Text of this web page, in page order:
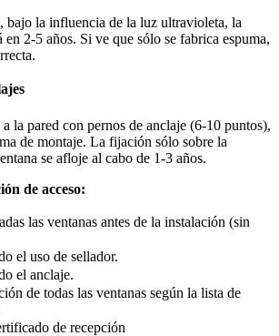
bajo la influencia de la luz ultravioleta, la
en 2-5 años. Si ve que sólo se fabrica espuma,
la pared con pernos de anclaje (6-10 puntos),
de montaje. La fijación sólo sobre la
se afloje al cabo de 1-3 años.
de acceso:
las ventanas antes de la instalación (sin
el uso de sellador.
el anclaje.
de todas las ventanas según la lista de
de recepción